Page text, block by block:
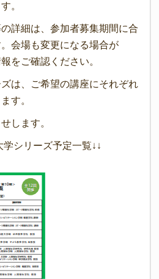
。
詳細は、参加者募集期間に合
会場も変更になる場合が
をご確認ください。
は、ご希望の講座にそれぞれ
す。
します。
シリーズ予定一覧↓↓